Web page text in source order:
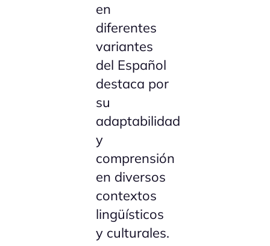
en
diferentes
variantes
del Español
destaca por
su
adaptabilidad
y
comprensión
en diversos
contextos
lingüísticos
y culturales.